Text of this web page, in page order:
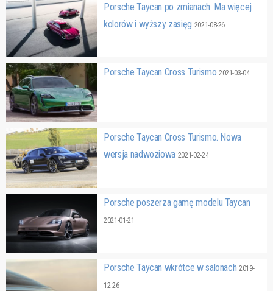
Porsche Taycan po zmianach. Ma więcej
kolorów i wyższy zasięg 2021-08-26
Porsche Taycan Cross Turismo 2021-03-04
Porsche Taycan Cross Turismo. Nowa
wersja nadwoziowa 2021-02-24
Porsche poszerza gamę modelu Taycan
2021-01-21
Porsche Taycan wkrótce w salonach2019-
12-26